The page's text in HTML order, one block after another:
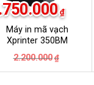
Máy in mã vạch
Xprinter 350BM
2.200.000 ₫
là:
₫
tại